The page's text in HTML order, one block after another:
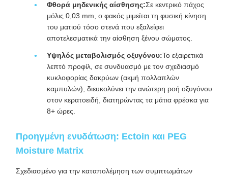
Φθορά μηδενικής αίσθησης:Σε κεντρικό πάχος
μόλις 0,03 mm, ο φακός μιμείται τη φυσική κίνηση
του ματιού τόσο στενά που εξαλείφει
αποτελεσματικά την αίσθηση ξένου σώματος.
Υψηλός μεταβολισμός οξυγόνου:Το εξαιρετικά
λεπτό προφίλ, σε συνδυασμό με τον σχεδιασμό
κυκλοφορίας δακρύων (ακμή πολλαπλών
καμπυλών), διευκολύνει την ανώτερη ροή οξυγόνου
στον κερατοειδή, διατηρώντας τα μάτια φρέσκα για
8+ ώρες.
Προηγμένη ενυδάτωση: Ectoin και PEG
Moisture Matrix
Σχεδιασμένο για την καταπολέμηση των συμπτωμάτων